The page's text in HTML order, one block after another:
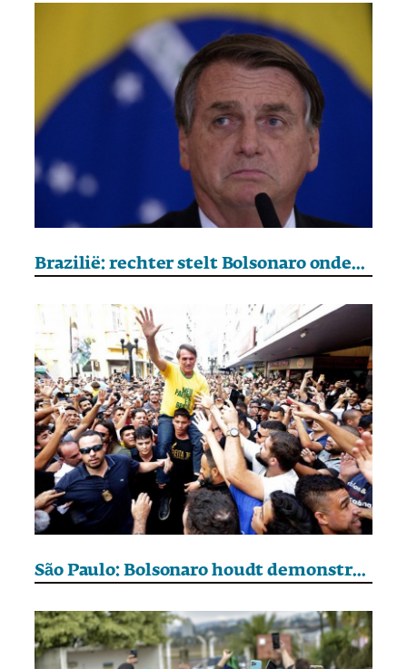
Brazilië: rechter stelt Bolsonaro onder verscherpt toezicht vanwege ‘vluchtgevaar’
São Paulo: Bolsonaro houdt demonstratie om amnestie voor coupplegers te eisen